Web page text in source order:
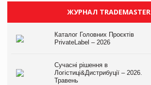
ЖУРНАЛ TRADEMASTER
Каталог Головних Проєктів
PrivateLabel – 2026
Сучасні рішення в
Логістиці&Дистрибуції – 2026.
Травень